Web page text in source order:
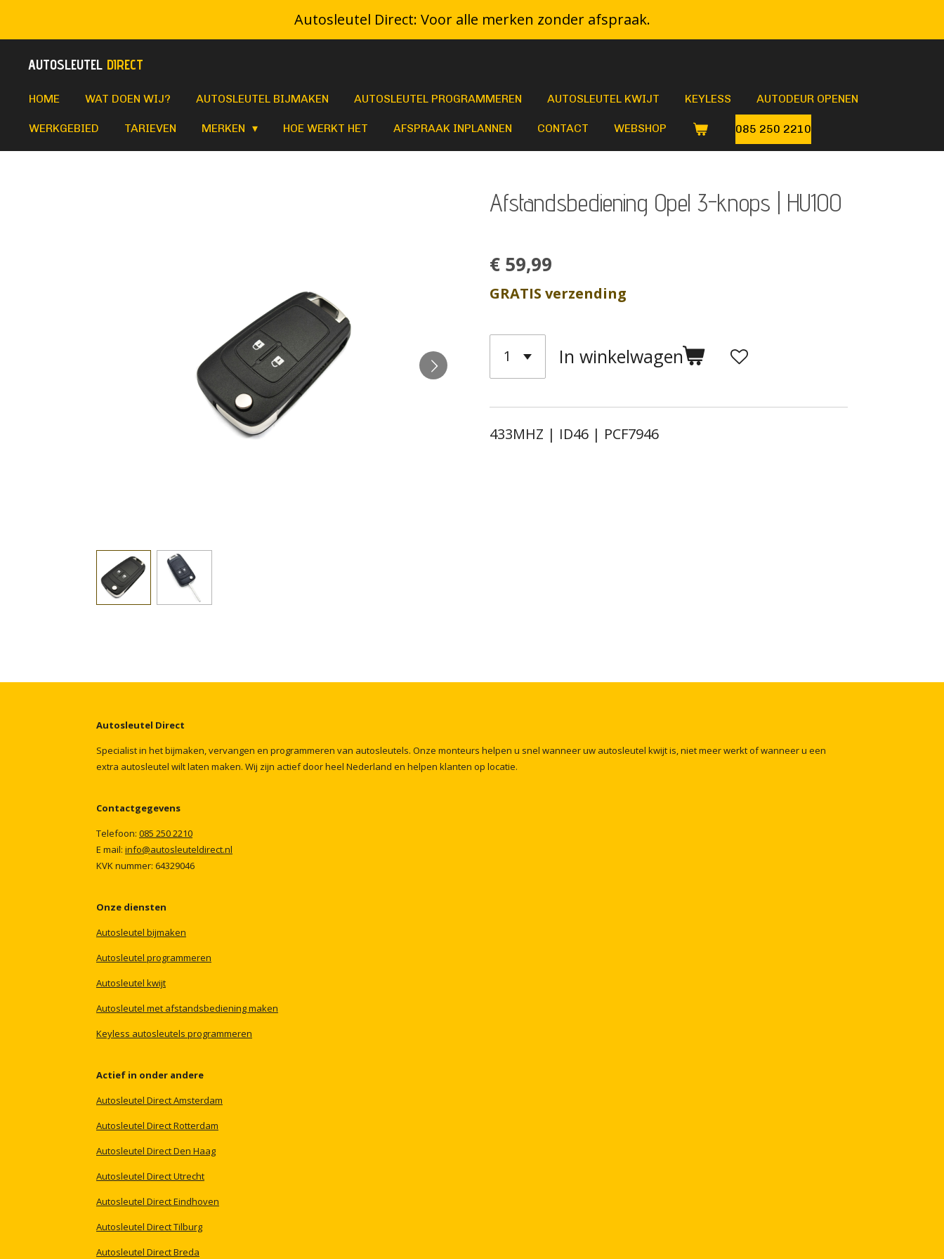
direct
naar
Autosleutel Direct: Voor alle merken zonder afspraak.
AUTOSLEUTEL DIRECT
HOME WAT DOEN WIJ? AUTOSLEUTEL BIJMAKEN AUTOSLEUTEL PROGRAMMEREN AUTOSLEUTEL KWIJT KEYLESS AUTODEUR OPENEN
WERKGEBIED TARIEVEN MERKEN HOE WERKT HET AFSPRAAK INPLANNEN CONTACT WEBSHOP 085 250 2210
Afstandsbediening Opel 3-knops | HU100
€ 59,99
GRATIS verzending
In winkelwagen
433MHZ | ID46 | PCF7946
Autosleutel Direct
Specialistin hetbijmaken,vervangen en programmeren van autosleutels. Onze monteurs helpen u snel wanneeruw autosleutel kwijtis,nietmeerwerktofwanneeru een
extra autosleutel wiltlaten maken. Wij zijn actiefdoorheel Nederland en helpen klanten op locatie.
Contactgegevens
Telefoon: 085 2502210
E mail: info@autosleuteldirect.nl
KVKnummer: 64329046
Onze diensten
Autosleutel bijmaken
Autosleutel programmeren
Autosleutel kwijt
Autosleutel met afstandsbedieningmaken
Keyless autosleutels programmeren
Actief in onder andere
Autosleutel DirectAmsterdam
Autosleutel DirectRotterdam
Autosleutel DirectDen Haag
Autosleutel DirectUtrecht
Autosleutel DirectEindhoven
Autosleutel DirectTilburg
Autosleutel DirectBreda